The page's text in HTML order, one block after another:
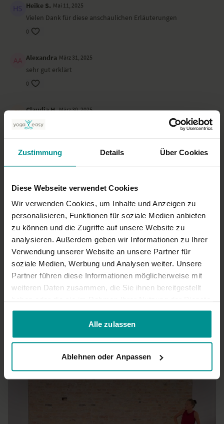
Zustimmung Details Über Cookies
Diese Webseite verwendet Cookies
Wir verwenden Cookies, um Inhalte und Anzeigen zu
personalisieren, Funktionen für soziale Medien anbieten
zu können und die Zugriffe auf unsere Website zu
analysieren. Außerdem geben wir Informationen zu Ihrer
Verwendung unserer Website an unsere Partner für
soziale Medien, Werbung und Analysen weiter. Unsere
Partner führen diese Informationen möglicherweise mit
weiteren Daten zusammen, die Sie ihnen bereitgestellt
gesammelt haben.
Alle zulassen
Ablehnen oder Anpassen
Heike S. Mai 11, 2025
Vielen Dank für diese anschaulichen Erläuterungen
0
Alexandra März 31, 2025
sehr gut erklärt
0
Claudia H. März 30, 2025
Was genau ist gemeint mit "Zunge an den Gaumen" -> Kechari
Mudra: bei dem die Zungespitze quasi eingerollt wird? oder ->
Gaumen gelegt wird? Ich vermute mal Zweites, bin aber nicht
0
Claudia H. März 30, 2025
Ich habe eine Vorstufe zu Gebärmutterhalskrebs, Stufe
PAPIIId. Gleichzeitig habe ich mit 41 Jahren sehr starke
Wechseljahrsbeschwerden und wäre über
Hilfe/Abschwächung der Symptomatik sehr dankbar.
Allerdings bin ich nun unschlüssig, ob ich es üben darf?
Herzlichen Dank im Voraus für eure Antwort!
0
Ähnliche Videos